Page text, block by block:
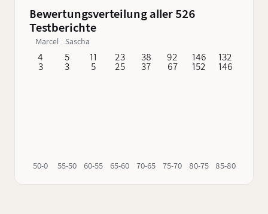
Weg an Springbank vorbei. Wir verkosten heute
die 15 Jahre alte Abfüllung.
Bewertungsverteilung aller 526
Testberichte
Marcel Sascha
4
3
50-0
5
3
55-50
11
5
60-55
23
25
65-60
38
37
70-65
92
67
75-70
146
152
80-75
132
146
85-80